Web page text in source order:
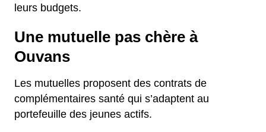
leurs budgets.
Une mutuelle pas chère à
Ouvans
Les mutuelles proposent des contrats de
complémentaires santé qui s’adaptent au
portefeuille des jeunes actifs.